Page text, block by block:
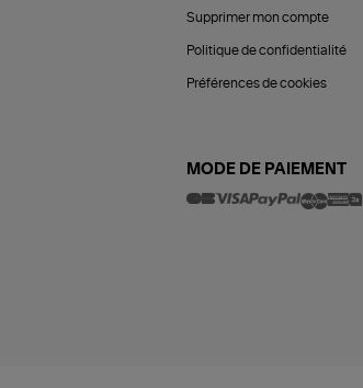
Supprimer mon compte
Politique de confidentialité
Préférences de cookies
MODE DE PAIEMENT